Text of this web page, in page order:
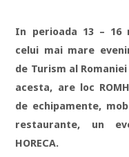
In perioada 13 – 16
celui mai mare
de Turism al
acesta, are loc
de echipamente,
restaurante, un
HORECA.